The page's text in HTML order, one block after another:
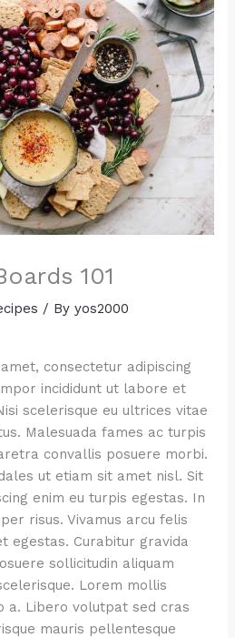
101
/ Byyos2000
consectetur adipiscing
incididunt ut labore et
scelerisque eu ultrices vitae
Malesuada fames ac turpis
convallis posuere morbi.
ut etiam sit amet nisl. Sit
enim eu turpis egestas. In
risus. Vivamus arcu felis
egestas. Curabitur gravida
sollicitudin aliquam
Lorem mollis
a. Libero volutpat sed cras
mauris pellentesque